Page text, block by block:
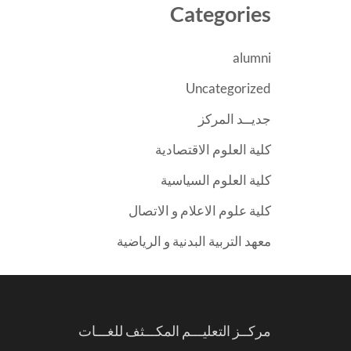
Categories
alumni
Uncategorized
جديــد المركز
كلية العلوم الاقتصادية
كلية العلوم السياسية
كلية علوم الاعلام و الاتصال
معهد التربية البدنية و الرياضية
مركــز التعليـــم المكـــثف للغـــات